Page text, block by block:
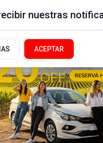
nuestras
ACEPTAR